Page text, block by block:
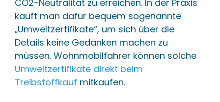
CO2-Neutralität zu erreichen. In der Praxis
kauft man dafür bequem sogenannte
„Umweltzertifikate“, um sich über die
Details keine Gedanken machen zu
müssen. Wohnmobilfahrer können solche
Umweltzertifikate direkt beim
Treibstoffkauf mitkaufen.